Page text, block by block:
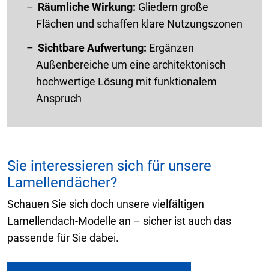
Räumliche Wirkung: Gliedern große
Flächen und schaffen klare Nutzungszonen
Sichtbare Aufwertung: Ergänzen
Außenbereiche um eine architektonisch
hochwertige Lösung mit funktionalem
Anspruch
Sie interessieren sich für unsere
Lamellendächer?
Schauen Sie sich doch unsere vielfältigen
Lamellendach-Modelle an – sicher ist auch das
passende für Sie dabei.